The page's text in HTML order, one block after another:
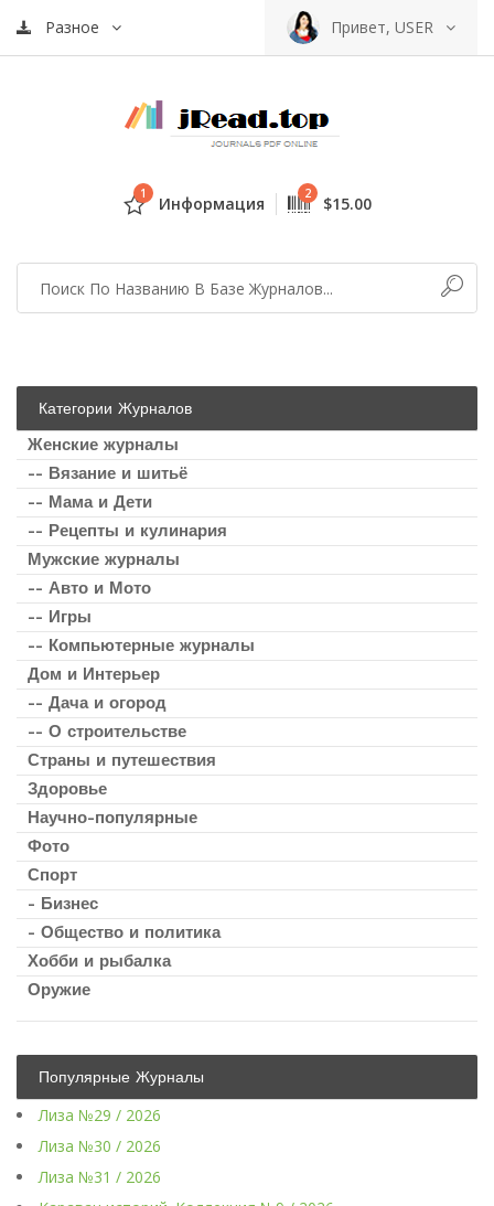
Разное Привет, USER
1 Информация 2 $15.00
Категории Журналов
Женские журналы
-- Вязание и шитьё
-- Мама и Дети
-- Рецепты и кулинария
Мужские журналы
-- Авто и Мото
-- Игры
-- Компьютерные журналы
Дом и Интерьер
-- Дача и огород
-- О строительстве
Страны и путешествия
Здоровье
Научно-популярные
Фото
Спорт
- Бизнес
- Общество и политика
Хобби и рыбалка
Оружие
Популярные Журналы
Лиза №29 / 2026
Лиза №30 / 2026
Лиза №31 / 2026